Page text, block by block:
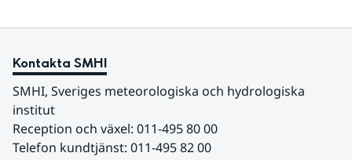
Kontakta SMHI
SMHI, Sveriges meteorologiska och hydrologiska
institut
Reception och växel: 011-495 80 00
Telefon kundtjänst: 011-495 82 00